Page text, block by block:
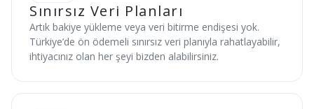
Sınırsız Veri Planları
Artık bakiye yükleme veya veri bitirme endişesi yok.
Türkiye’de ön ödemeli sınırsız veri planıyla rahatlayabilir,
ihtiyacınız olan her şeyi bizden alabilirsiniz.